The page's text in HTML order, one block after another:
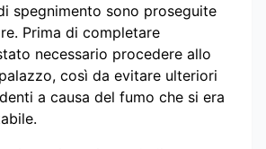
spegnimento sono proseguite
Prima di completare
necessario procedere allo
così da evitare ulteriori
a causa del fumo che si era